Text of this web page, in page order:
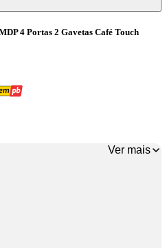
4 Portas 2 Gavetas Café Touch
Ver mais